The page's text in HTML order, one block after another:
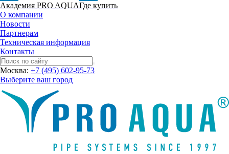
Академия PRO AQUAГде купить
О компании
Новости
Партнерам
Техническая информация
Контакты
Москва: +7 (495) 602-95-73
Выберите ваш город